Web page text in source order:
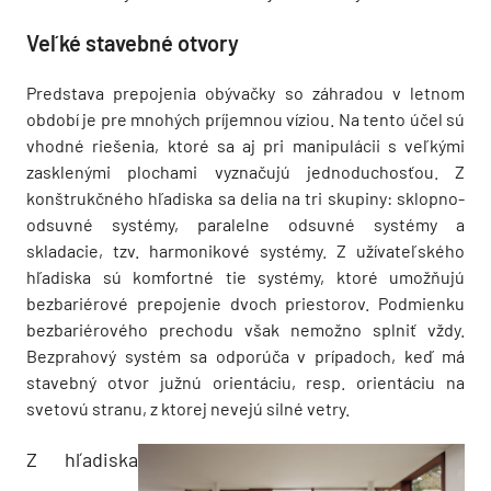
Veľké stavebné otvory
Predstava prepojenia obývačky so záhradou v letnom
období je pre mnohých príjemnou víziou. Na tento účel sú
vhodné riešenia, ktoré sa aj pri manipulácii s veľkými
zasklenými plochami vyznačujú jednoduchosťou. Z
konštrukčného hľadiska sa delia na tri skupiny: sklopno-
odsuvné systémy, paralelne odsuvné systémy a
skladacie, tzv. harmonikové systémy. Z užívateľského
hľadiska sú komfortné tie systémy, ktoré umožňujú
bezbariérové prepojenie dvoch priestorov. Podmienku
bezbariérového prechodu však nemožno splniť vždy.
Bezprahový systém sa odporúča v prípadoch, keď má
stavebný otvor južnú orientáciu, resp. orientáciu na
svetovú stranu, z ktorej nevejú silné vetry.
Z hľadiska